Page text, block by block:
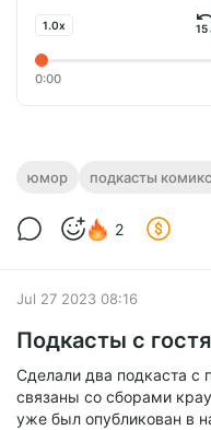
1.0x
0:00
юмор подкасты
2
Jul 27 2023 08:16
Подкасты с
Сделали два подкаста с
связаны со сборами
уже был опубликован в